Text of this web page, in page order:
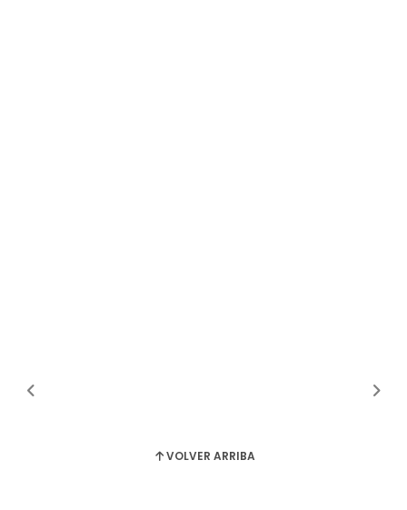
VOLVER ARRIBA